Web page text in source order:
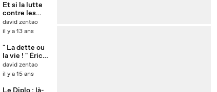
Et si la lutte
contre les
paradis
fiscaux
l'économie !
david zentao
il y a 13 ans
" La dette ou
la vie ! " Éric
Toussaint. là-
bas-si-j'y-suis
david zentao
il y a 15 ans